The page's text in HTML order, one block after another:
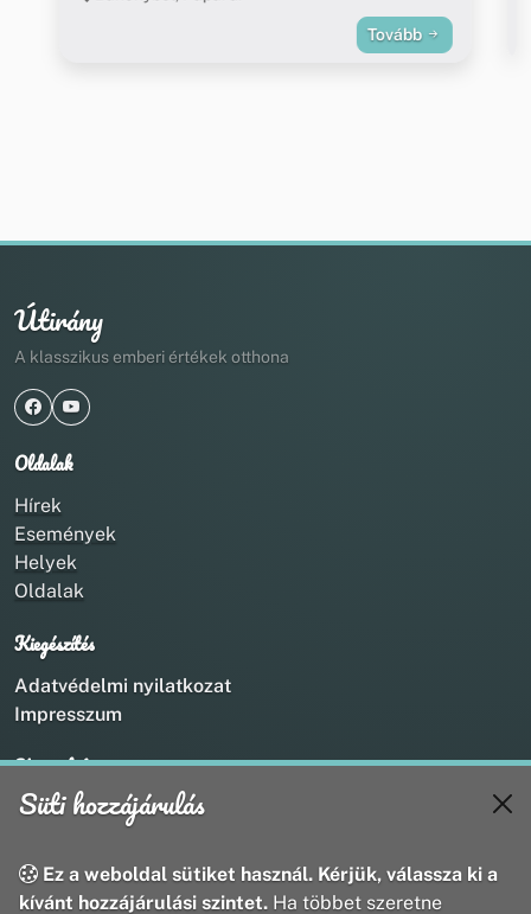
Tovább
Útirány
A klasszikus emberi értékek otthona
Oldalak
Hírek
Események
Helyek
Oldalak
Kiegészítés
Adatvédelmi nyilatkozat
Impresszum
Kapcsolat
+36 20 211 1888
webmaster@utirany.hu
8419 Csesznek, Vasút u.18.
Süti hozzájárulás
Ez a weboldal sütiket használ. Kérjük, válassza ki a
kívánt hozzájárulási szintet. Ha többet szeretne